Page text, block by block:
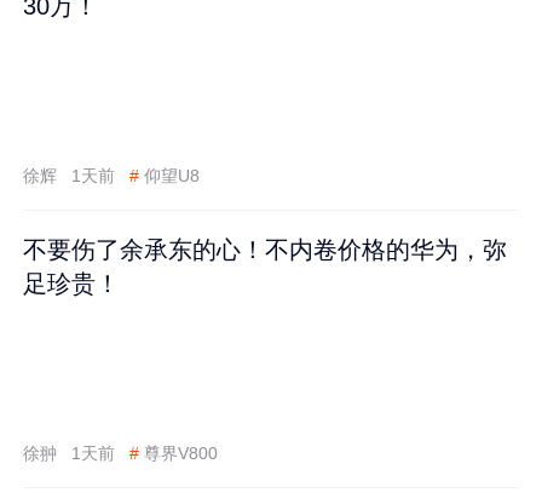
30万！
徐辉 1天前 # 仰望U8
不要伤了余承东的心！不内卷价格的华为，弥
足珍贵！
徐翀 1天前 # 尊界V800